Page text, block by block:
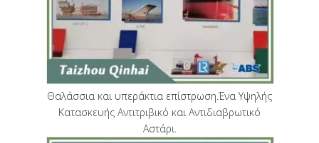
Θαλάσσια και υπεράκτια επίστρωση.Ένα Υψηλής
Κατασκευής Αντιτριβικό και Αντιδιαβρωτικό
Αστάρι.